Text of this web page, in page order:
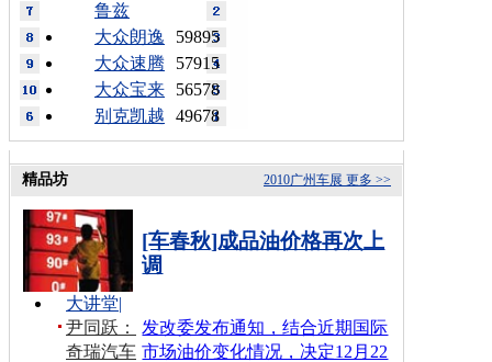
鲁兹
59895
大众朗逸
57915
大众速腾
56578
大众宝来
49678
别克凯越
更多 >>
2010广州车展
精品坊
[车春秋]成品油价格再次上
调
发改委发布通知，结合近期国际
市场油价变化情况，决定12月22
大讲堂|
尹同跃：
奇瑞汽车